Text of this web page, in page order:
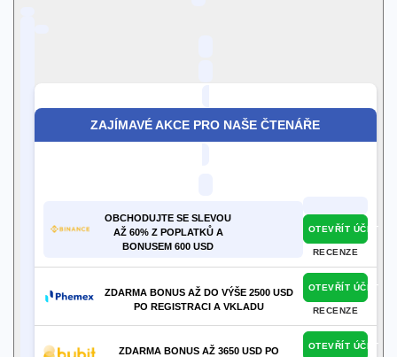
ZAJÍMAVÉ AKCE PRO NAŠE ČTENÁŘE
OBCHODUJTE SE SLEVOU
AŽ 60% Z POPLATKŮ A
BONUSEM 600 USD
OTEVŘÍT ÚČET
RECENZE
ZDARMA BONUS AŽ DO VÝŠE 2500 USD
PO REGISTRACI A VKLADU
OTEVŘÍT ÚČET
RECENZE
ZDARMA BONUS AŽ 3650 USD PO
OTEVŘÍT ÚČET